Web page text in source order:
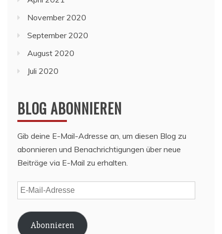
November 2020
September 2020
August 2020
Juli 2020
BLOG ABONNIEREN
Gib deine E-Mail-Adresse an, um diesen Blog zu
abonnieren und Benachrichtigungen über neue
Beiträge via E-Mail zu erhalten.
E-
Mail-
Adresse
Abonnieren